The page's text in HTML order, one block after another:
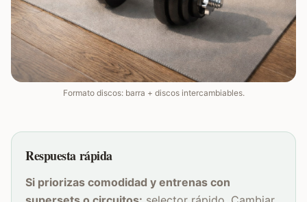
Formato discos: barra + discos intercambiables.
Respuesta rápida
Si priorizas comodidad y entrenas con